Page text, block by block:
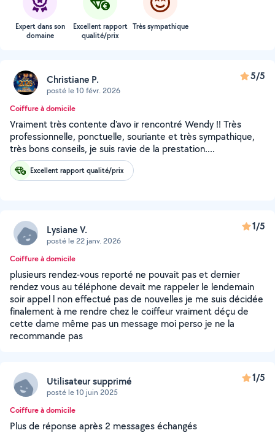
Expert dans son
domaine
Excellent rapport
qualité/prix
Très sympathique
Christiane P.
posté le 10 févr. 2026
5/5
Coiffure à domicile
Vraiment très contente d'avo ir rencontré Wendy !! Très
professionnelle, ponctuelle, souriante et très sympathique,
très bons conseils, je suis ravie de la prestation....
Excellent rapport qualité/prix
Lysiane V.
posté le 22 janv. 2026
1/5
Coiffure à domicile
plusieurs rendez-vous reporté ne pouvait pas et dernier
rendez vous au téléphone devait me rappeler le lendemain
soir appel l non effectué pas de nouvelles je me suis décidée
finalement à me rendre chez le coiffeur vraiment déçu de
cette dame même pas un message moi perso je ne la
recommande pas
Utilisateur supprimé
posté le 10 juin 2025
1/5
Coiffure à domicile
Plus de réponse après 2 messages échangés